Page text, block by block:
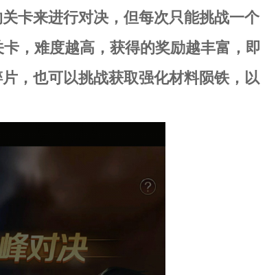
卡来进行对决，但每次只能挑战一个
，难度越高，获得的奖励越丰富，即
，也可以挑战获取强化材料陨铁，以